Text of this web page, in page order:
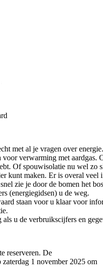
met al je vragen over
verwarming met aardgas.
Of spouwisolatie nu wel zo
kunt maken. Er is overal veel
zie je door de bomen het
(energiegidsen) u de weg.
staan voor u klaar voor
u de verbruikscijfers en
reserveren. De
1 november 2025 om